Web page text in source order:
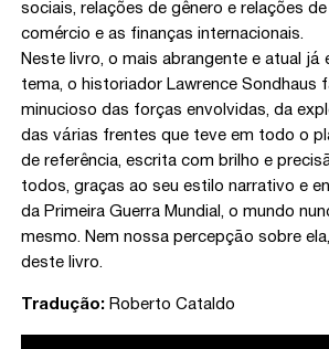
sociais, relações de gênero e relações
comércio e as finanças internacionais.
Neste livro, o mais abrangente e atual já
tema, o historiador Lawrence Sondhaus
minucioso das forças envolvidas, da
das várias frentes que teve em todo o
de referência, escrita com brilho e
todos, graças ao seu estilo narrativo e
da Primeira Guerra Mundial, o mundo
mesmo. Nem nossa percepção sobre
deste livro.
Tradução: Roberto Cataldo